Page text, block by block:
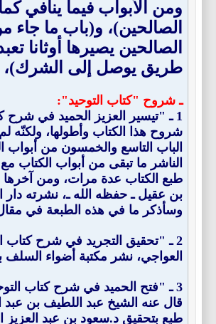
ومن الأبواب فيما ينافي
الصالحين)، و(باب ما جاء
الصالحين يصيرها
طريق يوصل إلى الشرك)،
ـ شروح "كتاب التوحيد":
1 ـ "
تيسير العزيز الحميد في شرح
شروح هذا الكتاب وأطولها،
الباب التاسع والخمسون من أبواب
الناشر ما تبقى من أبواب
طبع الكتاب عدة مرات، ومن آخرها
بن عقيل ـ حفظه الله ـ، نشرته
وسأذكر ما في هذه الطبعة في
2 ـ " تحقيق التجريد في شرح كتاب
العواجي، نشر مكتبة أضواء السلف بالرياض
3 ـ " فتح الحميد في شرح كتاب
قال عنه الشيخ عبد اللطيف بن عبد
طبع بتحقيق د.سعود بن عبد العزيز